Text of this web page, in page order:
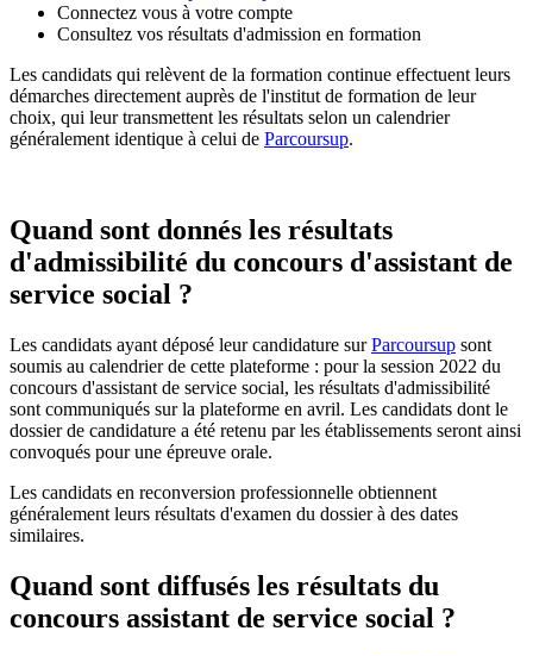
Connectez vous à votre compte
Consultez vos résultats d'admission en formation
Les candidats qui relèvent de la formation continue effectuent leurs
démarches directement auprès de l'institut de formation de leur
choix, qui leur transmettent les résultats selon un calendrier
généralement identique à celui de Parcoursup.
Quand sont donnés les résultats
d'admissibilité du concours d'assistant de
service social ?
Les candidats ayant déposé leur candidature surParcoursup sont
soumis au calendrier de cette plateforme : pour la session 2022 du
concours d'assistant de service social, les résultats d'admissibilité
sont communiqués sur la plateforme en avril. Les candidats dont le
dossier de candidature a été retenu par les établissements seront ainsi
convoqués pour une épreuve orale.
Les candidats en reconversion professionnelle obtiennent
généralement leurs résultats d'examen du dossier à des dates
similaires.
Quand sont diffusés les résultats du
concours assistant de service social ?